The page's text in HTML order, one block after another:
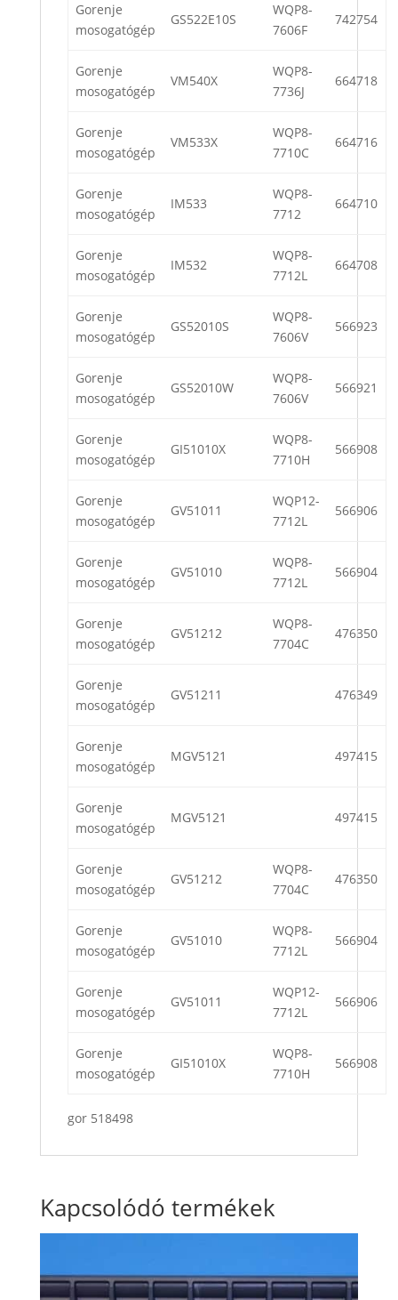
Gorenje
mosogatógép
GS522E10S
WQP8-
7606F
742754
Gorenje
mosogatógép
VM540X
WQP8-
7736J
664718
Gorenje
mosogatógép
VM533X
WQP8-
7710C
664716
Gorenje
mosogatógép
IM533
WQP8-
7712
664710
Gorenje
mosogatógép
IM532
WQP8-
7712L
664708
Gorenje
mosogatógép
GS52010S
WQP8-
7606V
566923
Gorenje
mosogatógép
GS52010W
WQP8-
7606V
566921
Gorenje
mosogatógép
GI51010X
WQP8-
7710H
566908
Gorenje
mosogatógép
GV51011
WQP12-
7712L
566906
Gorenje
mosogatógép
GV51010
WQP8-
7712L
566904
Gorenje
mosogatógép
GV51212
WQP8-
7704C
476350
Gorenje
mosogatógép
GV51211 476349
Gorenje
mosogatógép
MGV5121 497415
Gorenje
mosogatógép
MGV5121 497415
Gorenje
mosogatógép
GV51212
WQP8-
7704C
476350
Gorenje
mosogatógép
GV51010
WQP8-
7712L
566904
Gorenje
mosogatógép
GV51011
WQP12-
7712L
566906
Gorenje
mosogatógép
GI51010X
WQP8-
7710H
566908
gor 518498
Kapcsolódó termékek